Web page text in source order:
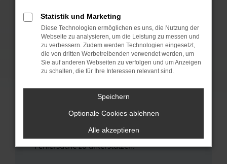
Betriebssystem auf dem neuesten Stand
sind.
Veraltete Software birgt nicht nur ein
Sicherheitsrisiko, sondern kann auch dazu
führen, dass bestimmte Funktionen nicht mehr
unterstützt werden.
Wende dich an den Webseitenbetreiber.
Wenn du alle oben genannten Schritte versucht
hast, kontaktiere uns bitte. Wir werden
uns diesen Text schicken, um uns bei der
Fehlersuche zu unterstützen:
Statistik und Marketing
Diese Technologien ermöglichen es uns, die Nutzung der
Webseite zu analysieren, um die Leistung zu messen und
zu verbessern. Zudem werden Technologien eingesetzt,
die von dritten Werbetreibenden verwendet werden, um
Sie auf anderen Webseiten zu verfolgen und um Anzeigen
zu schalten, die für Ihre Interessen relevant sind.
Speichern
Optionale Cookies ablehnen
Alle akzeptieren